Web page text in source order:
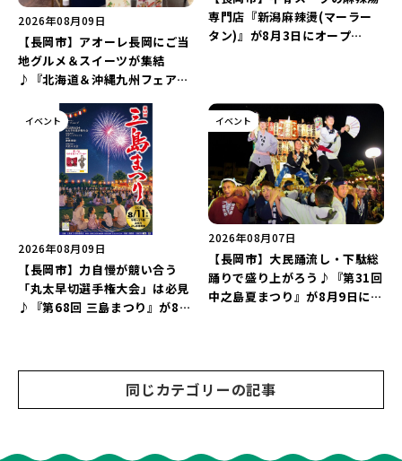
2026年08月09日
【長岡市】アオーレ長岡にご当
地グルメ＆スイーツが集結
♪『北海道＆沖縄九州フェア
より開催！北海道限定「生食感
チェルシー」をゲットしよう♪
専門店『新潟麻辣燙(マーラー
タン)』が8月3日にオープ
イベント
2026年08月09日
【長岡市】力自慢が競い合う
「丸太早切選手権大会」は必見
♪『第68回 三島まつり』が8月
イベント
2026年08月07日
【長岡市】大民踊流し・下駄総
踊りで盛り上がろう♪『第31回
中之島夏まつり』が8月9日に開
同じカテゴリーの記事